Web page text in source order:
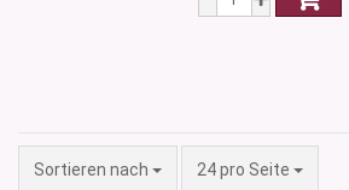
Sortieren nach
Sortieren nach 24 pro Seite
pro Seite